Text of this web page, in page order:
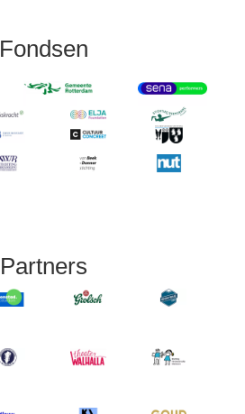
Fondsen
Partners